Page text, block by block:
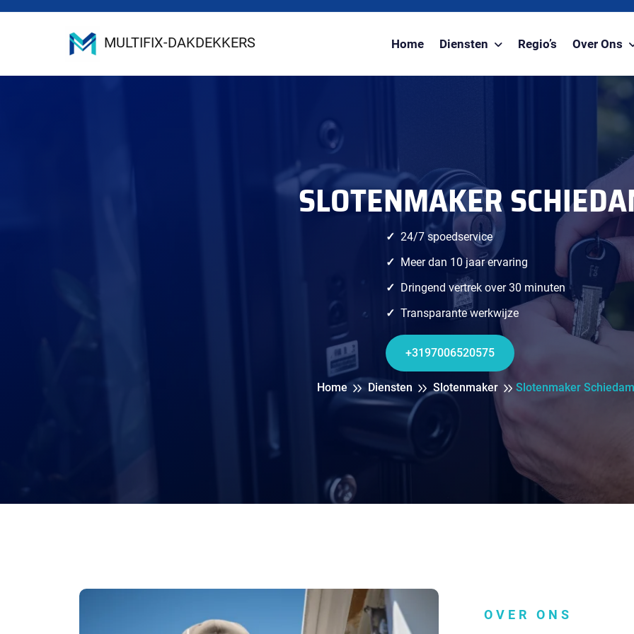
MULTIFIX-DAKDEKKERS Home Diensten Regio’s Over Ons
SLOTENMAKER
24/7 spoedservice
Meer dan 10 jaar ervaring
Dringend vertrek over 30 minuten
Transparante werkwijze
+3197006520575
Home Diensten Slotenmaker Slotenmaker Schiedam
OVER ONS